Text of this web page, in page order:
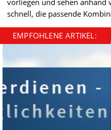
schnell, die passende
EMPFOHLENE ARTIKEL: